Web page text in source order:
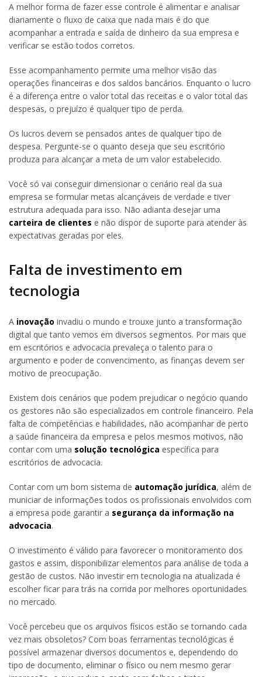
A melhor forma de fazer esse controle é alimentar e analisar
diariamente o fluxo de caixa que nada mais é do que
acompanhar a entrada e saída de dinheiro da sua empresa e
verificar se estão todos corretos.
Esse acompanhamento permite uma melhor visão das
operações financeiras e dos saldos bancários. Enquanto o lucro
é a diferença entre o valor total das receitas e o valor total das
despesas, o prejuízo é qualquer tipo de perda.
Os lucros devem se pensados antes de qualquer tipo de
despesa. Pergunte-se o quanto deseja que seu escritório
produza para alcançar a meta de um valor estabelecido.
Você só vai conseguir dimensionar o cenário real da sua
empresa se formular metas alcançáveis de verdade e tiver
estrutura adequada para isso. Não adianta desejar uma
carteira de clientes e não dispor de suporte para atender às
expectativas geradas por eles.
Falta de investimento em
tecnologia
A inovação invadiu o mundo e trouxe junto a transformação
digital que tanto vemos em diversos segmentos. Por mais que
em escritórios e advocacia prevaleça o talento para o
argumento e poder de convencimento, as finanças devem ser
motivo de preocupação.
Existem dois cenários que podem prejudicar o negócio quando
os gestores não são especializados em controle financeiro. Pela
falta de competências e habilidades, não acompanhar de perto
a saúde financeira da empresa e pelos mesmos motivos, não
contar com uma solução tecnológica específica para
escritórios de advocacia.
Contar com um bom sistema de automação jurídica, além de
municiar de informações todos os profissionais envolvidos com
a empresa pode garantir a segurança da informação na
advocacia.
O investimento é válido para favorecer o monitoramento dos
gastos e assim, disponibilizar elementos para análise de toda a
gestão de custos. Não investir em tecnologia na atualizada é
escolher ficar para trás na corrida por melhores oportunidades
no mercado.
Você percebeu que os arquivos físicos estão se tornando cada
vez mais obsoletos? Com boas ferramentas tecnológicas é
possível armazenar diversos documentos e, dependendo do
tipo de documento, eliminar o físico ou nem mesmo gerar